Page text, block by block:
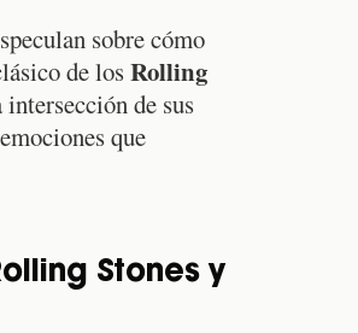
sobre cómo
de losRolling
intersección de sus
que
Stones y